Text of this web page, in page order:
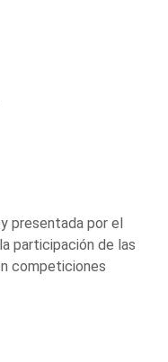
presentada por el
participación de las
competiciones